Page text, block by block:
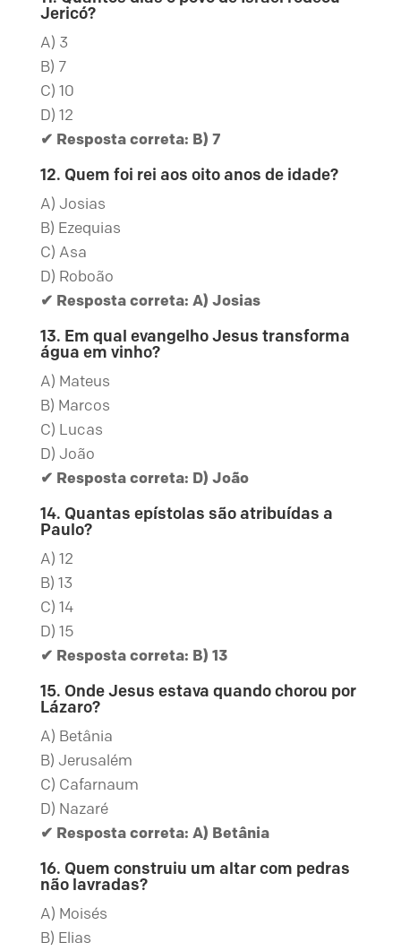
Jericó?
A) 3
B) 7
C) 10
D) 12
✔ Resposta correta: B) 7
12. Quem foi rei aos oito anos de idade?
A) Josias
B) Ezequias
C) Asa
D) Roboão
✔ Resposta correta: A) Josias
13. Em qual evangelho Jesus transforma
água em vinho?
A) Mateus
B) Marcos
C) Lucas
D) João
✔ Resposta correta: D) João
14. Quantas epístolas são atribuídas a
Paulo?
A) 12
B) 13
C) 14
D) 15
✔ Resposta correta: B) 13
15. Onde Jesus estava quando chorou por
Lázaro?
A) Betânia
B) Jerusalém
C) Cafarnaum
D) Nazaré
✔ Resposta correta: A) Betânia
16. Quem construiu um altar com pedras
não lavradas?
A) Moisés
B) Elias